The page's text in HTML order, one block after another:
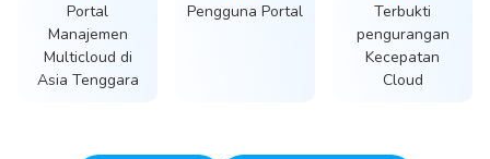
Portal
Manajemen
Multicloud di
Asia Tenggara
Pengguna Portal
Terbukti
pengurangan
Kecepatan
Cloud